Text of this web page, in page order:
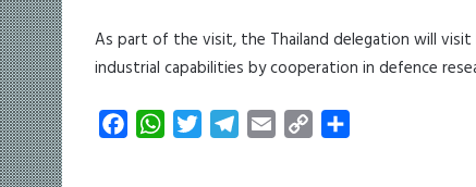
As part of the visit, the Thailand delegation will visit
industrial capabilities by cooperation in defence
W